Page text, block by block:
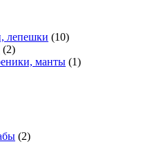
лепешки (10)
(2)
манты (1)
(2)